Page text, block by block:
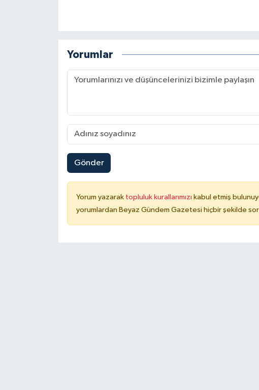
Yorumlar
Gönder
Yorum yazarak topluluk kurallarımızı kabul etmiş
yorumlardan Beyaz Gündem Gazetesi hiçbir şekilde